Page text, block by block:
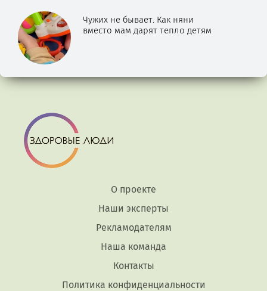
Чужих не бывает. Как няни
вместо мам дарят тепло детям
О проекте
Наши эксперты
Рекламодателям
Наша команда
Контакты
Политика конфиденциальности